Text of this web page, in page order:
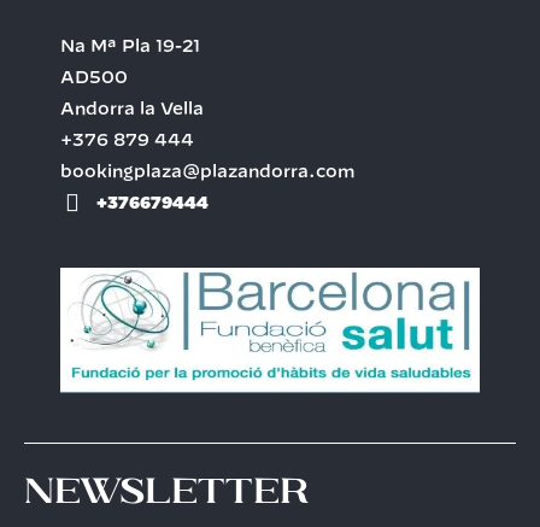
Na Mª Pla 19-21
AD500
Andorra la Vella
+376 879 444
bookingplaza@plazandorra.com
+376679444
Newsletter